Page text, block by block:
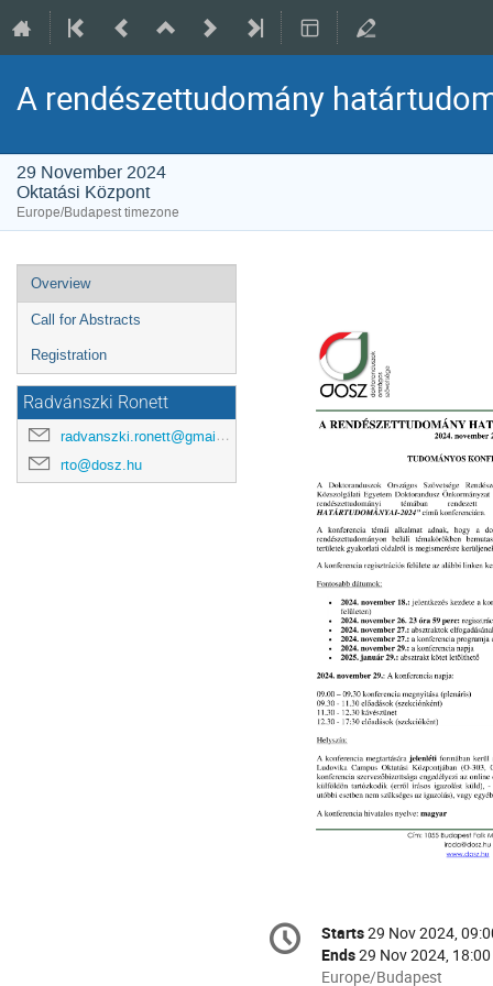
A rendészettudomány
29 November 2024
Oktatási Központ
Europe/Budapest timezone
Event
menu
Overview
Call for Abstracts
Registration
Radvánszki Ronett
radvanszki.ronett@gmail.com
rto@dosz.hu
Conference
information
Date/Time
Starts29 Nov 2024,
Ends29 Nov 2024, 18:00
All
Europe/Budapest